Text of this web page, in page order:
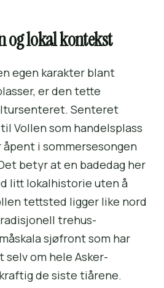
og lokal kontekst
egen karakter blant
er den tette
Senteret
Vollen som handelsplass
i sommersesongen
betyr at en badedag her
litt lokalhistorie uten å
tettsted ligger like nord
trehus-
sjøfront som har
selv om hele Asker-
de siste tiårene.